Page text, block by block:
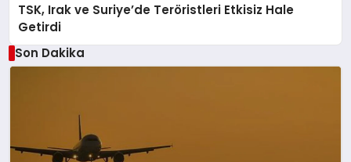
TSK, Irak ve Suriye’de Teröristleri Etkisiz Hale
Getirdi
Son Dakika